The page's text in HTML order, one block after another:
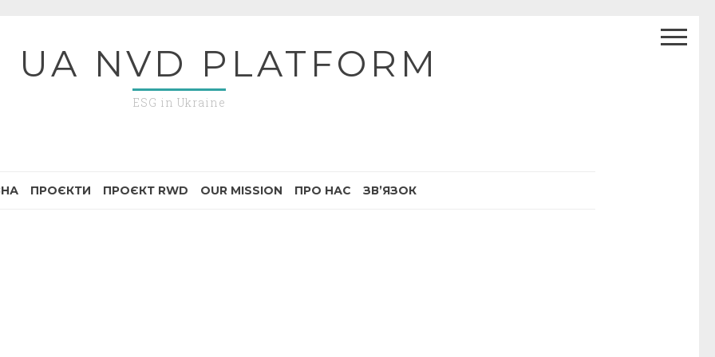
UA NVD PLATFORM
ESG in Ukraine
ПРОЄКТИ ПРОЄКТ RWD OUR MISSION ПРО НАС ЗВ’ЯЗОК